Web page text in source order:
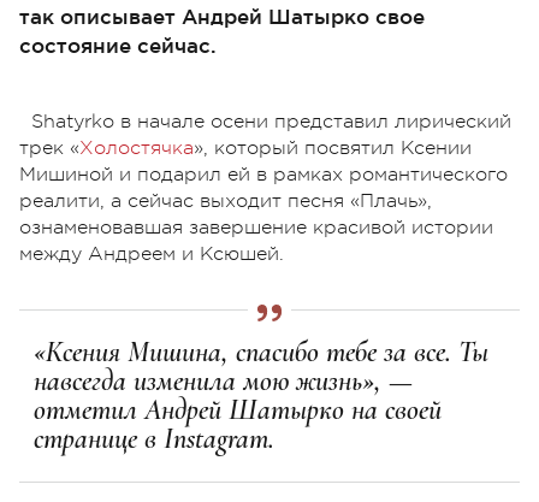
так описывает Андрей Шатырко свое
состояние сейчас.
Shatyrko в начале осени представил лирический
трек «Холостячка», который посвятил Ксении
Мишиной и подарил ей в рамках романтического
реалити, а сейчас выходит песня «Плачь»,
ознаменовавшая завершение красивой истории
между Андреем и Ксюшей.
«Ксения Мишина, спасибо тебе за все. Ты
навсегда изменила мою жизнь», —
отметил Андрей Шатырко на своей
странице в Instagram.